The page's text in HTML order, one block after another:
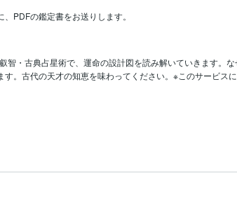
PDFの鑑定書をお送りします。
智・古典占星術で、運命の設計図を読み解いていきます。
。古代の天才の知恵を味わってください。※このサービス